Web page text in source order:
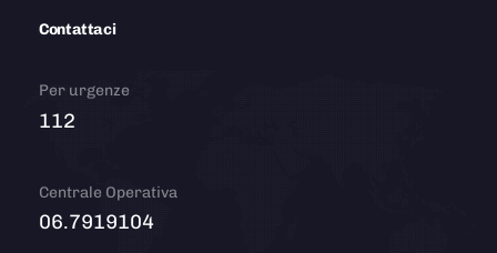
Contattaci
Per urgenze
112
Centrale Operativa
06.7919104